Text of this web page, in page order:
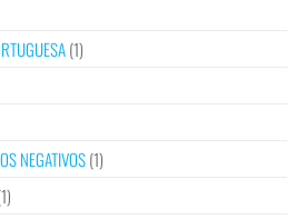
(1)
NEGATIVOS(1)